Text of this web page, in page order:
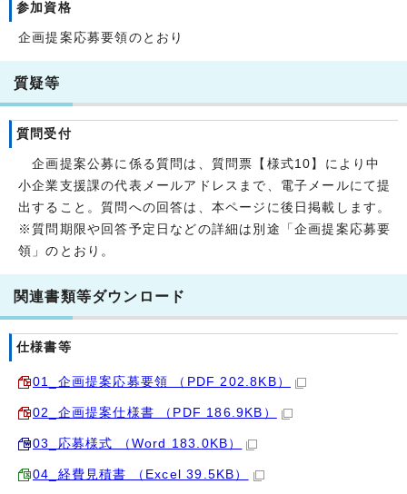
参加資格
企画提案応募要領のとおり
質疑等
質問受付
企画提案公募に係る質問は、質問票【様式10】により中
小企業支援課の代表メールアドレスまで、電子メールにて提
出すること。質問への回答は、本ページに後日掲載します。
※質問期限や回答予定日などの詳細は別途「企画提案応募要
領」のとおり。
関連書類等ダウンロード
仕様書等
01_企画提案応募要領 （PDF 202.8KB）
02_企画提案仕様書 （PDF 186.9KB）
03_応募様式 （Word 183.0KB）
04_経費見積書 （Excel 39.5KB）